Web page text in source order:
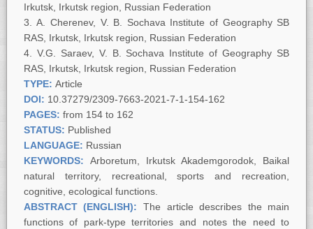
Irkutsk, Irkutsk region, Russian Federation
A. Сherenev, V. B. Sochava Institute of Geography SB
RAS, Irkutsk, Irkutsk region, Russian Federation
V.G. Saraev, V. B. Sochava Institute of Geography SB
RAS, Irkutsk, Irkutsk region, Russian Federation
TYPE: Article
DOI: 10.37279/2309-7663-2021-7-1-154-162
PAGES: from 154 to 162
STATUS: Published
LANGUAGE: Russian
KEYWORDS: Arboretum, Irkutsk Akademgorodok, Baikal
natural territory, recreational, sports and recreation,
cognitive, ecological functions.
ABSTRACT (ENGLISH):
The article describes the main
functions of park-type territories and notes the need to